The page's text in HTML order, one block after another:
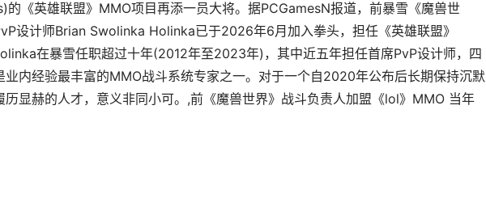
《英雄联盟》MMO项目再添一员大将。据PCGamesN报道，前暴雪《魔兽世
设计师Brian Swolinka Holinka已于2026年6月加入拳头，担任《英雄联盟》
在暴雪任职超过十年(2012年至2023年)，其中近五年担任首席PvP设计师，四
业内经验最丰富的MMO战斗系统专家之一。对于一个自2020年公布后长期保持沉默
历显赫的人才，意义非同小可。,前《魔兽世界》战斗负责人加盟《lol》MMO 当年